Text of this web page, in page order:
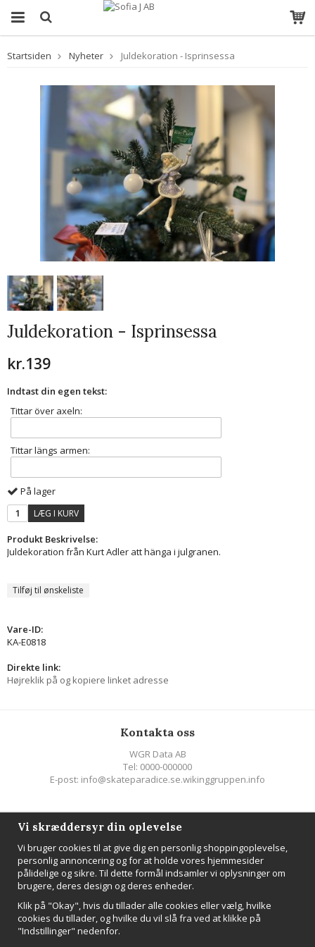
Startsiden Nyheter Juldekoration - Isprinsessa
Juldekoration - Isprinsessa
kr.139
Indtast din egen tekst:
Tittar över axeln:
Tittar längs armen:
På lager
LÆG I KURV
Produkt Beskrivelse:
Juldekoration från Kurt Adler att hänga i julgranen.
Tilføj til ønskeliste
Vare-ID:
KA-E0818
Direkte link:
Højreklik på og kopiere linket adresse
Kontakta oss
WGR Data AB
Tel: 0000-000000
E-post: info@skateparadice.se.wikinggruppen.info
NYHEDSBREV
Tilmeld
Vi skræddersyr din oplevelse
Vi bruger cookies til at give dig en personlig shoppingoplevelse,
personlig annoncering og for at holde vores hjemmesider
pålidelige og sikre. Til dette formål indsamler vi oplysninger om
brugere, deres design og deres enheder.
Klik på "Okay", hvis du tillader alle cookies eller vælg, hvilke
cookies du tillader, og hvilke du vil slå fra ved at klikke på
"Indstillinger" nedenfor.